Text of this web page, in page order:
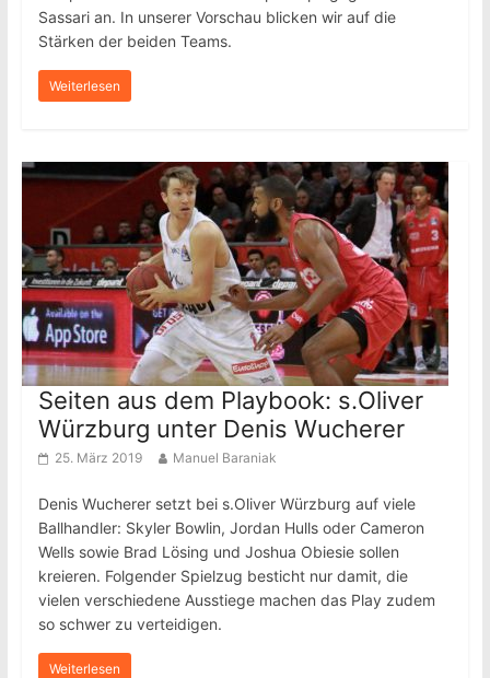
Sassari an. In unserer Vorschau blicken wir auf die
Stärken der beiden Teams.
Weiterlesen
Seiten aus dem Playbook: s.Oliver
Würzburg unter Denis Wucherer
25. März 2019 Manuel Baraniak
Denis Wucherer setzt bei s.Oliver Würzburg auf viele
Ballhandler: Skyler Bowlin, Jordan Hulls oder Cameron
Wells sowie Brad Lösing und Joshua Obiesie sollen
kreieren. Folgender Spielzug besticht nur damit, die
vielen verschiedene Ausstiege machen das Play zudem
so schwer zu verteidigen.
Weiterlesen